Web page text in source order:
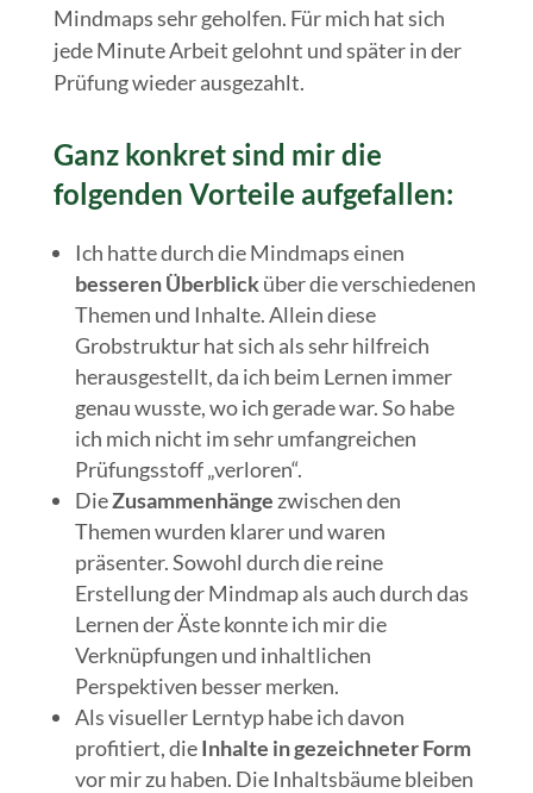
Mindmaps sehr geholfen. Für mich hat sich
jede Minute Arbeit gelohnt und später in der
Prüfung wieder ausgezahlt.
Ganz konkret sind mir die
folgenden Vorteile aufgefallen:
Ich hatte durch die Mindmaps einen
besseren Überblicküber die verschiedenen
Themen und Inhalte. Allein diese
Grobstruktur hat sich als sehr hilfreich
herausgestellt, da ich beim Lernen immer
genau wusste, wo ich gerade war. So habe
ich mich nicht im sehr umfangreichen
Prüfungsstoff „verloren“.
DieZusammenhänge zwischen den
Themen wurden klarer und waren
präsenter. Sowohl durch die reine
Erstellung der Mindmap als auch durch das
Lernen der Äste konnte ich mir die
Verknüpfungen und inhaltlichen
Perspektiven besser merken.
Als visueller Lerntyp habe ich davon
profitiert, dieInhalte in gezeichneter Form
vor mir zu haben. Die Inhaltsbäume bleiben